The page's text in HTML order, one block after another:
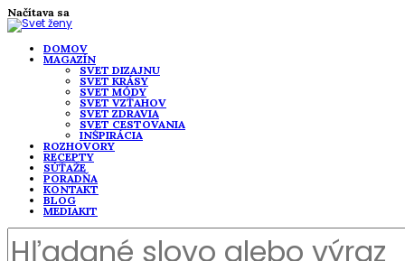
Načítava sa
DOMOV
MAGAZÍN
SVET DIZAJNU
SVET KRÁSY
SVET MÓDY
SVET VZŤAHOV
SVET ZDRAVIA
SVET CESTOVANIA
INŠPIRÁCIA
ROZHOVORY
RECEPTY
SÚŤAŽE
PORADŇA
KONTAKT
BLOG
MEDIAKIT